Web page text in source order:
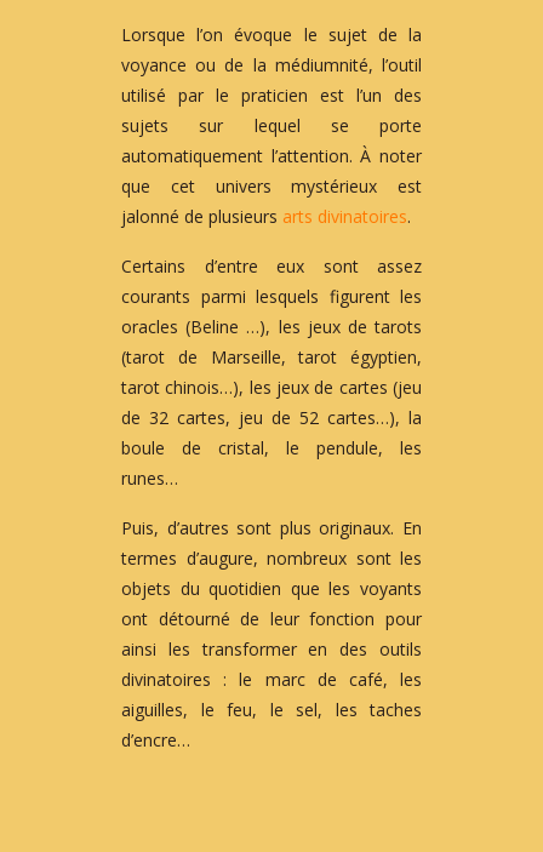
Lorsque l’on évoque le sujet de la
voyance ou de la médiumnité, l’outil
utilisé par le praticien est l’un des
sujets sur lequel se porte
automatiquement l’attention. À noter
que cet univers mystérieux est
jalonné de plusieurs arts divinatoires.
Certains d’entre eux sont assez
courants parmi lesquels figurent les
oracles (Beline …), les jeux de tarots
(tarot de Marseille, tarot égyptien,
tarot chinois…), les jeux de cartes (jeu
de 32 cartes, jeu de 52 cartes…), la
boule de cristal, le pendule, les
runes…
Puis, d’autres sont plus originaux. En
termes d’augure, nombreux sont les
objets du quotidien que les voyants
ont détourné de leur fonction pour
ainsi les transformer en des outils
divinatoires : le marc de café, les
aiguilles, le feu, le sel, les taches
d’encre…